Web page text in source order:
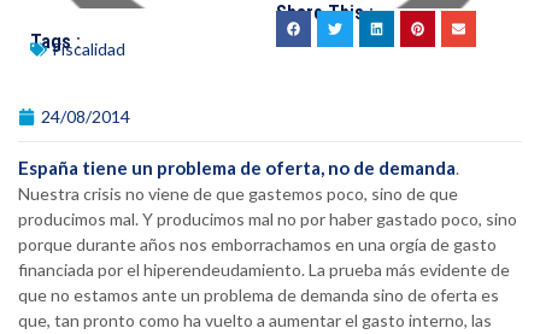
Tags :Fiscalidad
Share This :
24/08/2014
España tiene un problema de oferta, no de demanda.
Nuestra crisis no viene de que gastemos poco, sino de que
producimos mal. Y producimos mal no por haber gastado poco, sino
porque durante años nos emborrachamos en una orgía de gasto
financiada por el hiperendeudamiento. La prueba más evidente de
que no estamos ante un problema de demanda sino de oferta es
que, tan pronto como ha vuelto a aumentar el gasto interno, las